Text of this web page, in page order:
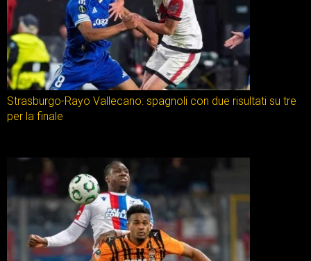
Strasburgo-Rayo Vallecano: spagnoli con due risultati su tre
per la finale